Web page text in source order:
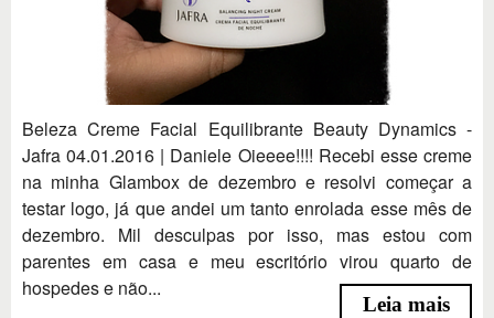
Beleza Creme Facial Equilibrante Beauty Dynamics -
Jafra 04.01.2016 | Daniele Oieeee!!!! Recebi esse creme
na minha Glambox de dezembro e resolvi começar a
testar logo, já que andei um tanto enrolada esse mês de
dezembro. Mil desculpas por isso, mas estou com
parentes em casa e meu escritório virou quarto de
hospedes e não...
Leia mais